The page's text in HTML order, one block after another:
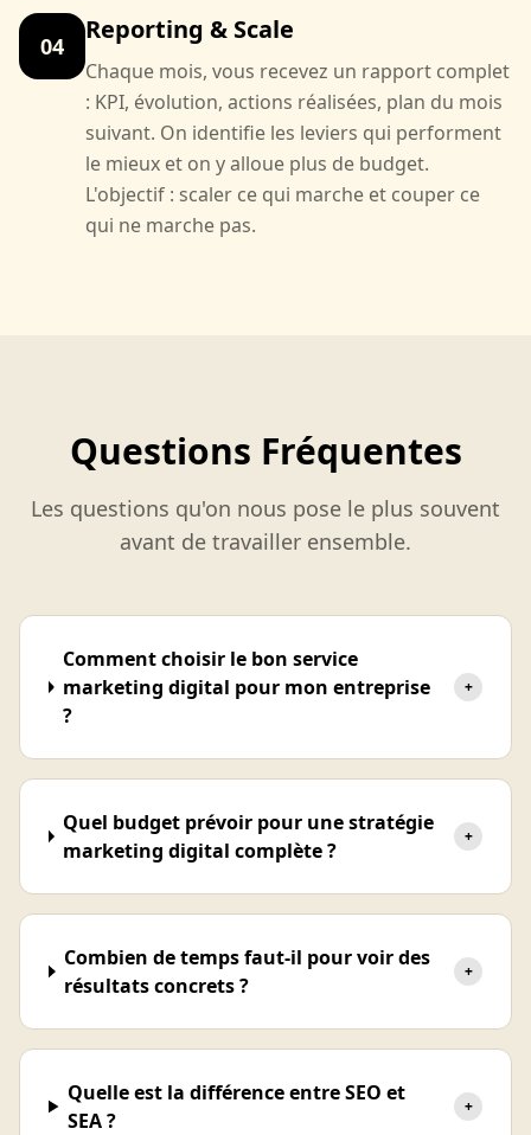
04
Reporting & Scale
Chaque mois, vous recevez un rapport complet
: KPI, évolution, actions réalisées, plan du mois
suivant. On identifie les leviers qui performent
le mieux et on y alloue plus de budget.
L'objectif : scaler ce qui marche et couper ce
qui ne marche pas.
Questions Fréquentes
Les questions qu'on nous pose le plus souvent
avant de travailler ensemble.
Comment choisir le bon service
marketing digital pour mon entreprise
?
+
Quel budget prévoir pour une stratégie
marketing digital complète ?
+
Combien de temps faut-il pour voir des
résultats concrets ?
+
Quelle est la différence entre SEO et
SEA ?
+